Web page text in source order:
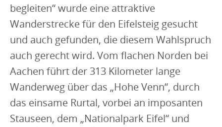
begleiten“ wurde eine attraktive
Wanderstrecke für den Eifelsteig gesucht
und auch gefunden, die diesem Wahlspruch
auch gerecht wird. Vom flachen Norden bei
Aachen führt der 313 Kilometer lange
Wanderweg über das „Hohe Venn“, durch
das einsame Rurtal, vorbei an imposanten
Stauseen, dem „Nationalpark Eifel“ und